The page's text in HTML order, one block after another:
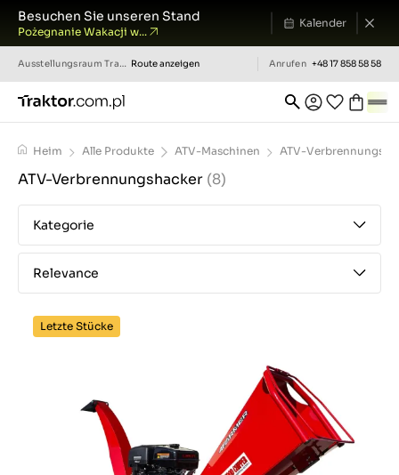
Besuchen Sie unseren Stand
Pożegnanie Wakacji w...
Kalender
AusstellungsraumTraktor.com.pl Route anzeigen Anrufen +48 17 858 58 58
Heim Alle Produkte ATV-Maschinen ATV-
ATV-Verbrennungshacker (8)
Kategorie
Relevance
Letzte Stücke